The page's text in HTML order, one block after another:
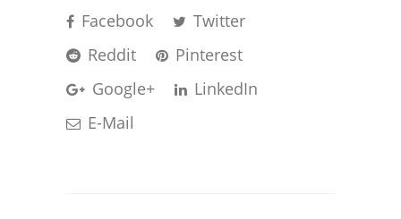
Facebook
Twitter
Reddit
Pinterest
Google+
LinkedIn
E-Mail